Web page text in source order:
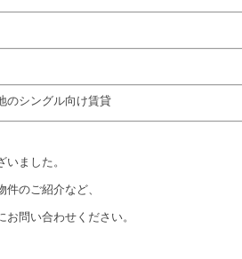
シングル向け賃貸
ました。
のご紹介など、
問い合わせください。